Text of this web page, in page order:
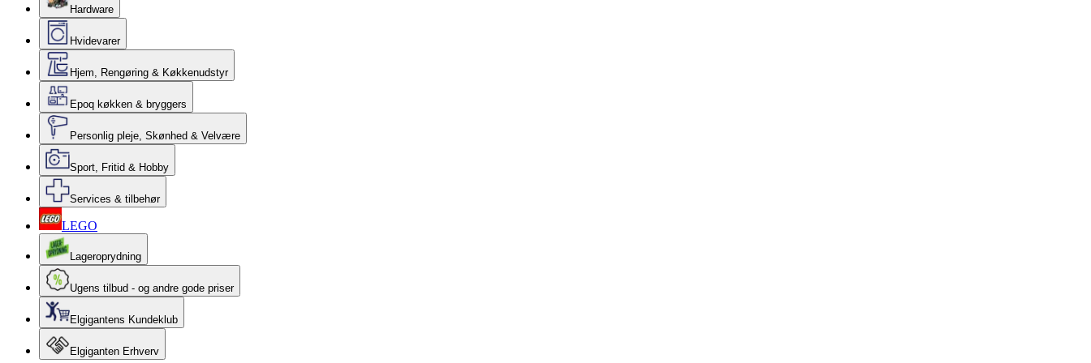
Hardware
Hvidevarer
Hjem, Rengøring & Køkkenudstyr
Epoq køkken & bryggers
Personlig pleje, Skønhed & Velvære
Sport, Fritid & Hobby
Services & tilbehør
LEGO
Lageroprydning
Ugens tilbud - og andre gode priser
Elgigantens Kundeklub
Elgiganten Erhverv